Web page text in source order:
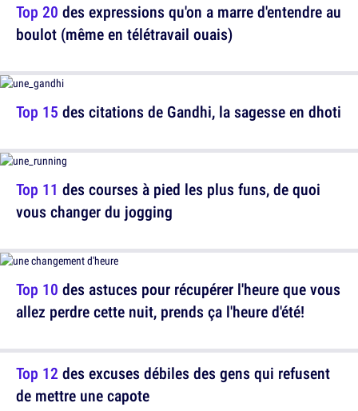
Top 15 des citations de Gandhi, la sagesse en dhoti
Top 10 des astuces pour récupérer l'heure que vous
allez perdre cette nuit, prends ça l'heure d'été!
Top 20 des expressions qu'on a marre d'entendre au
boulot (même en télétravail ouais)
Top 11 des courses à pied les plus funs, de quoi
vous changer du jogging
Top 12 des excuses débiles des gens qui refusent
de mettre une capote